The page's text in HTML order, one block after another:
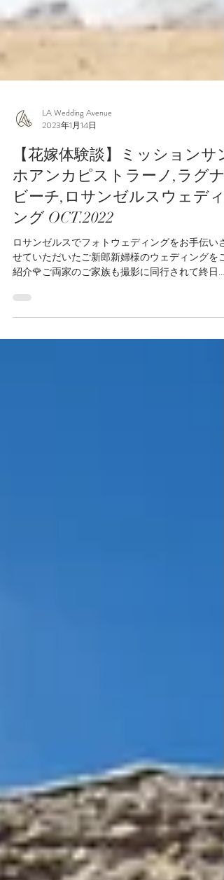
LA Wedding Avenue
2023年1月14日
【花嫁体験談】ミッションサン
ホアンカピストラーノ,ラグナ
ビーチ,ロサンゼルスウェディ
ング OCT.2022
ロサンゼルスでフォトウェディングをお手伝いさ
せていただいたご新郎新婦様のウェディングをご
ィングにはご家族の同行も喜んで承っております